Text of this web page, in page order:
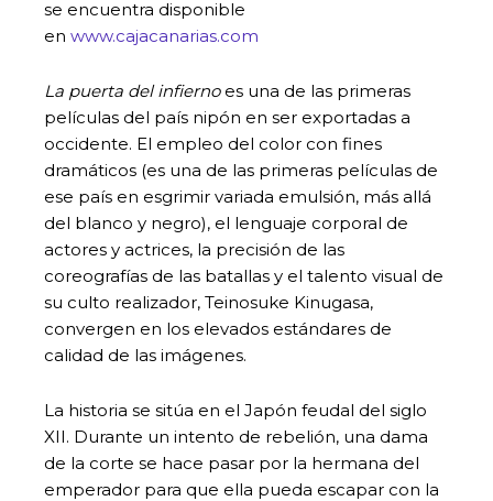
se encuentra disponible
en www.cajacanarias.com
La puerta del infiernoes una de las primeras
películas del país nipón en ser exportadas a
occidente. El empleo del color con fines
dramáticos (es una de las primeras películas de
ese país en esgrimir variada emulsión, más allá
del blanco y negro), el lenguaje corporal de
actores y actrices, la precisión de las
coreografías de las batallas y el talento visual de
su culto realizador, Teinosuke Kinugasa,
convergen en los elevados estándares de
calidad de las imágenes.
La historia se sitúa en el Japón feudal del siglo
XII. Durante un intento de rebelión, una dama
de la corte se hace pasar por la hermana del
emperador para que ella pueda escapar con la